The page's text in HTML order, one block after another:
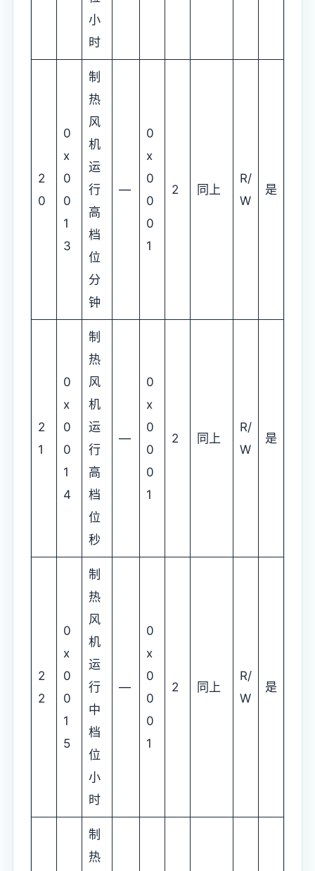
小
时
2
0
0
x
0
0
1
3
制
热
风
机
运
行
高
档
位
分
钟
—
0
x
0
0
0
1
2 同上
R/
W
是
2
1
0
x
0
0
1
4
制
热
风
机
运
行
高
档
位
秒
—
0
x
0
0
0
1
2 同上
R/
W
是
2
2
0
x
0
0
1
5
制
热
风
机
运
行
中
档
位
小
时
—
0
x
0
0
0
1
2 同上
R/
W
是
制
热